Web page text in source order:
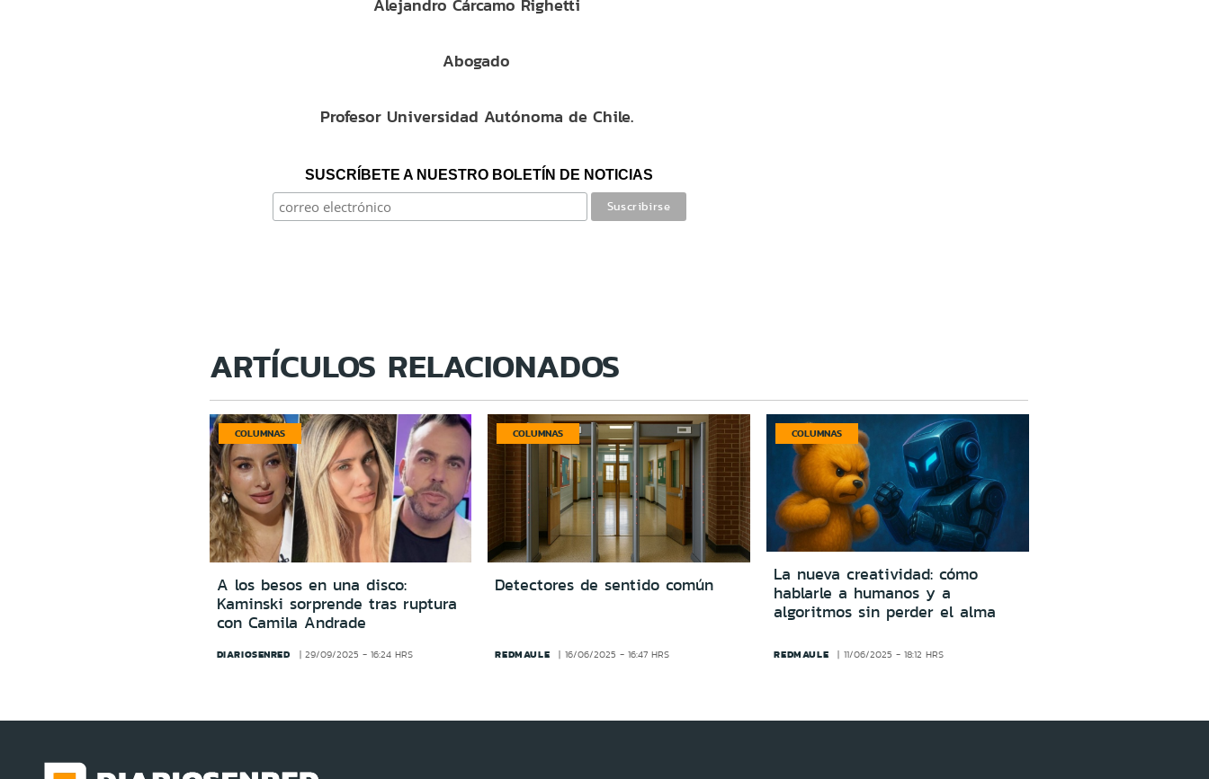
Alejandro Cárcamo Righetti
Abogado
Profesor Universidad Autónoma de Chile.
SUSCRÍBETE A NUESTRO BOLETÍN DE NOTICIAS
ARTÍCULOS RELACIONADOS
COLUMNAS
A los besos en una disco:
Kaminski sorprende tras ruptura
con Camila Andrade
DIARIOSENRED 29/09/2025 - 16:24 HRS
COLUMNAS
Detectores de sentido común
REDMAULE 16/06/2025 - 16:47 HRS
COLUMNAS
La nueva creatividad: cómo
hablarle a humanos y a
algoritmos sin perder el alma
REDMAULE 11/06/2025 - 18:12 HRS